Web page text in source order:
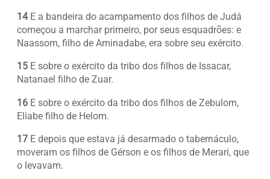
14E a bandeira do acampamento dos filhos de Judá
começou a marchar primeiro, por seus esquadrões: e
Naassom, filho de Aminadabe, era sobre seu exército.
15 E sobre o exército da tribo dos filhos de Issacar,
Natanael filho de Zuar.
16 E sobre o exército da tribo dos filhos de Zebulom,
Eliabe filho de Helom.
17 E depois que estava já desarmado o tabernáculo,
moveram os filhos de Gérson e os filhos de Merari, que
o levavam.